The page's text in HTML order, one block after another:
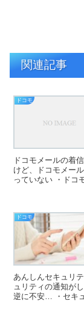
関連記事
ドコモ
ドコモメールの着
けど、ドコモメー
っていない ・ドコ
ドコモ
あんしんセキュリ
ュリティの通知が
逆に不安… ・セキ
たい ・でも、通